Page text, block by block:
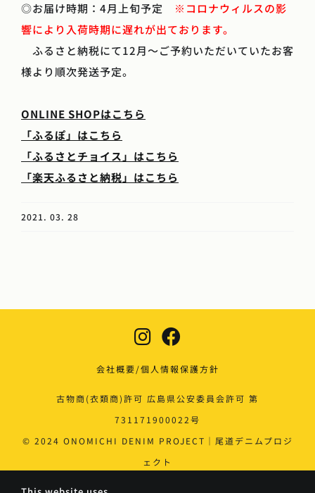
◎お届け時期：4月上旬予定 ※コロナウィルスの影
響により入荷時期に遅れが出ております。
ふるさと納税にて12月～ご予約いただいていたお客
様より順次発送予定。
ONLINE SHOPはこちら
「ふるぽ」はこちら
「ふるさとチョイス」はこちら
「楽天ふるさと納税」はこちら
2021. 03. 28
会社概要/個人情報保護方針
古物商(衣類商)許可 広島県公安委員会許可 第
731171900022号
© 2024 ONOMICHI DENIM PROJECT｜尾道デニムプロジ
ェクト